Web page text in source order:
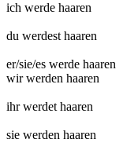
ich werde haaren
du werdest haaren
er/sie/es werde haaren
wir werden haaren
ihr werdet haaren
sie werden haaren